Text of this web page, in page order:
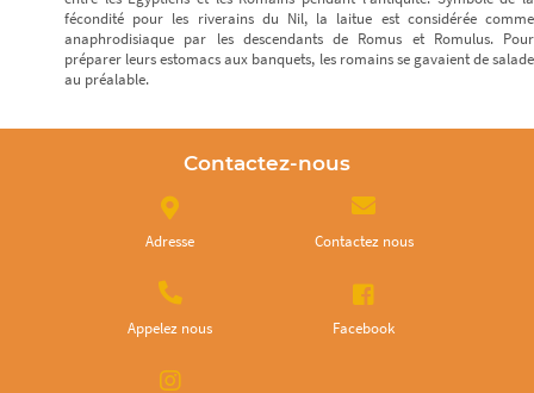
fécondité pour les riverains du Nil, la laitue est considérée comme
anaphrodisiaque par les descendants de Romus et Romulus. Pour
préparer leurs estomacs aux banquets, les romains se gavaient de salade
au préalable.
Contactez-nous
Adresse Contactez nous
Appelez nous Facebook